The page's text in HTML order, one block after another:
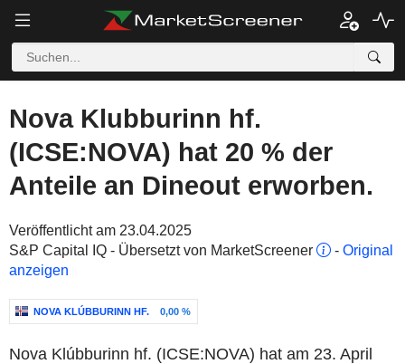
Nova Klubburinn hf.
(ICSE:NOVA) hat 20 % der
Anteile an Dineout erworben.
Veröffentlicht am 23.04.2025
S&P Capital IQ - Übersetzt von MarketScreener
- Original
anzeigen
NOVA KLÚBBURINN HF. 0,00 %
Nova Klúbburinn hf. (ICSE:NOVA) hat am 23. April